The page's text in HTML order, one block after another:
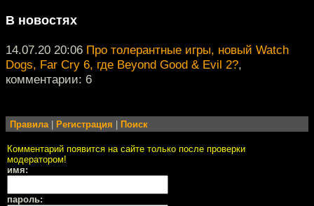
В новостях
14.07.20 20:06 Про толерантные игры, новый Watch
Dogs, Far Cry 6, где Beyond Good & Evil 2?,
комментарии: 6
Правила| Регистрация Поиск
Комментарий появится на сайте только после проверки
модератором!
имя:
пароль: